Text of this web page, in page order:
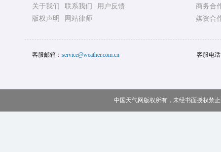
关于我们 联系我们
用户反馈
版权声明
网站律师
商务合
媒资合
客服邮箱： service@weather.com.cn 客服电
中国天气网版权所有，未经书面授权